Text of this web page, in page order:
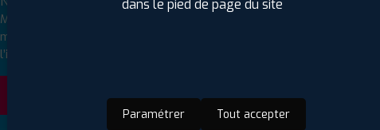
MOBILITE garantit vos pneus à vie, vous offre votre stage de
mois d’assistance premium, dont un service inédit de
l’immobilisation du véhicule.
D'INFOS SUR LE PACK MOBILITÉ
dans le pied de page du site
Paramétrer Tout accepter